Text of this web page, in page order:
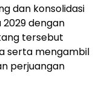
dan konsolidasi
2029 dengan
tersebut
serta mengambil
perjuangan